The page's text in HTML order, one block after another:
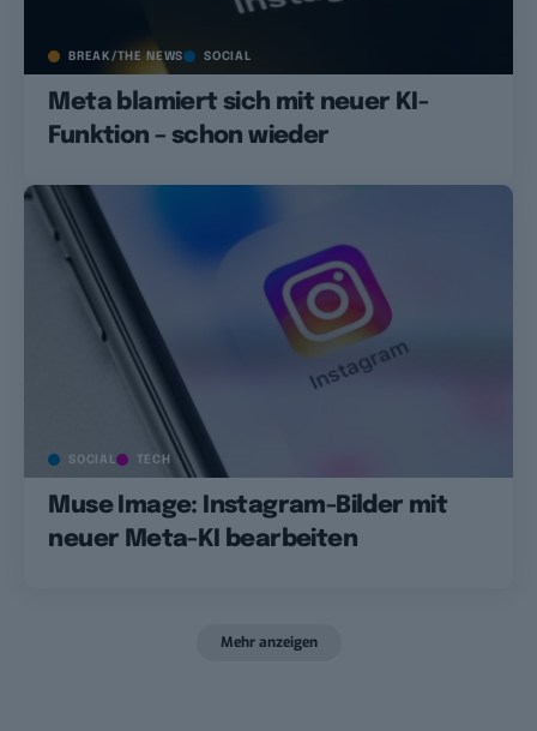
BREAK/THE NEWS SOCIAL
Meta blamiert sich mit neuer KI-
Funktion – schon wieder
SOCIAL TECH
Muse Image: Instagram-Bilder mit
neuer Meta-KI bearbeiten
Mehr anzeigen